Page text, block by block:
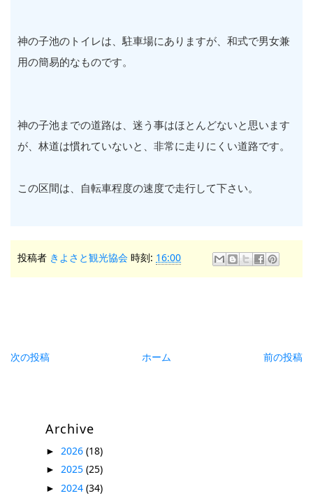
神の子池のトイレは、駐車場にありますが、和式で男女兼
用の簡易的なものです。
神の子池までの道路は、迷う事はほとんどないと思います
が、林道は慣れていないと、非常に走りにくい道路です。
この区間は、自転車程度の速度で走行して下さい。
投稿者 きよさと観光協会 時刻: 16:00
次の投稿 前の投稿
ホーム
Archive
► 2026 (18)
► 2025 (25)
► 2024 (34)